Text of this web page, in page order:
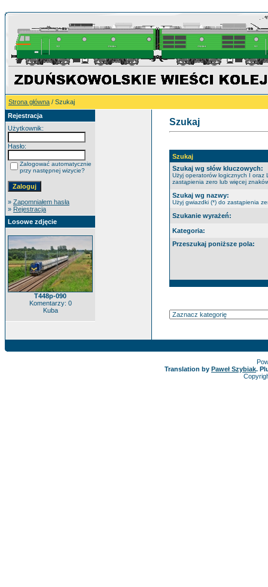
Strona główna / Szukaj
Rejestracja
Użytkownik:
Hasło:
Zalogować automatycznie
przy następnej wizycie?
» Zapomniałem hasła
» Rejestracja
Losowe zdjęcie
T448p-090
Komentarzy: 0
Kuba
Szukaj
Szukaj
Szukaj wg słów kluczowych:
Użyj operatorów logicznych I oraz
zastąpienia zero lub więcej
Szukaj wg nazwy:
Użyj gwiazdki (*) do zastąpienia
Szukanie wyrażeń:
Kategoria:
Przeszukaj poniższe pola:
Translation by Paweł Szybiak.